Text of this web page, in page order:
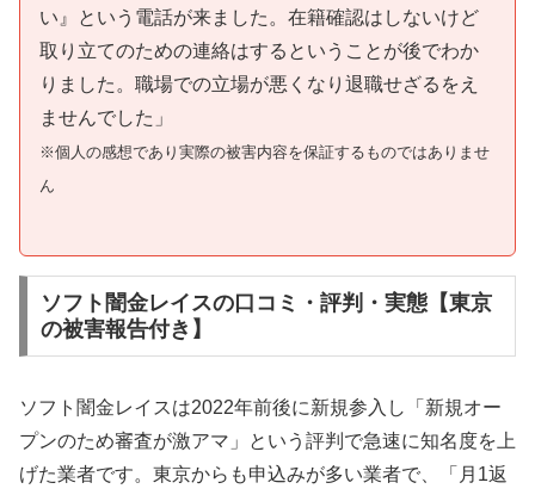
い』という電話が来ました。在籍確認はしないけど
取り立てのための連絡はするということが後でわか
りました。職場での立場が悪くなり退職せざるをえ
ませんでした」
※個人の感想であり実際の被害内容を保証するものではありませ
ん
ソフト闇金レイスの口コミ・評判・実態【東京
の被害報告付き】
ソフト闇金レイスは2022年前後に新規参入し「新規オー
プンのため審査が激アマ」という評判で急速に知名度を上
げた業者です。東京からも申込みが多い業者で、「月1返